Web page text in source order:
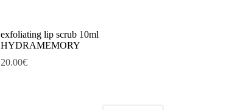
exfoliating lip scrub 10ml
HYDRAMEMORY
20.00€